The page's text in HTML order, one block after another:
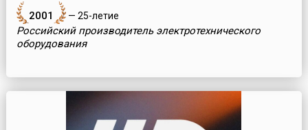
2001 — 25-летие
Российский производитель электротехнического
оборудования